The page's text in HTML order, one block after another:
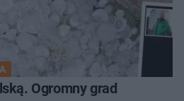
Ogromny grad